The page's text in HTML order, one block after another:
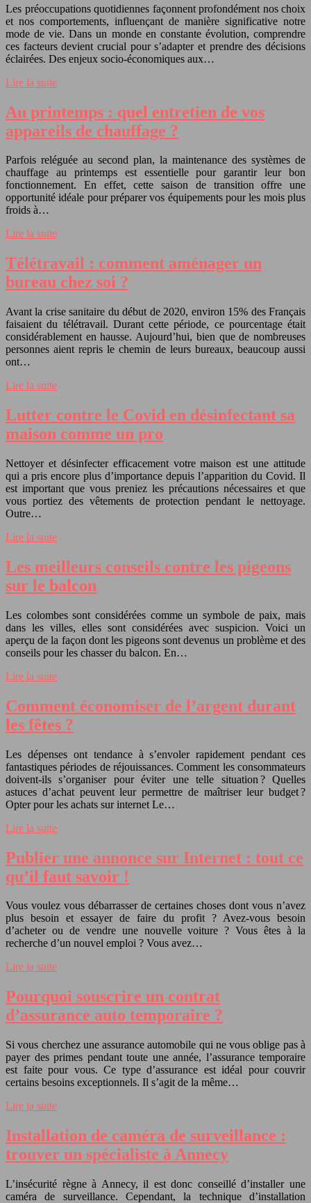
Les préoccupations quotidiennes façonnent profondément nos choix
et nos comportements, influençant de manière significative notre
mode de vie. Dans un monde en constante évolution, comprendre
ces facteurs devient crucial pour s’adapter et prendre des décisions
éclairées. Des enjeux socio-économiques aux…
Lire la suite
Au printemps : quel entretien de vos
appareils de chauffage ?
Parfois reléguée au second plan, la maintenance des systèmes de
chauffage au printemps est essentielle pour garantir leur bon
fonctionnement. En effet, cette saison de transition offre une
opportunité idéale pour préparer vos équipements pour les mois plus
froids à…
Lire la suite
Télétravail : comment aménager un
bureau chez soi ?
Avant la crise sanitaire du début de 2020, environ 15% des Français
faisaient du télétravail. Durant cette période, ce pourcentage était
considérablement en hausse. Aujourd’hui, bien que de nombreuses
personnes aient repris le chemin de leurs bureaux, beaucoup aussi
ont…
Lire la suite
Lutter contre le Covid en désinfectant sa
maison comme un pro
Nettoyer et désinfecter efficacement votre maison est une attitude
qui a pris encore plus d’importance depuis l’apparition du Covid. Il
est important que vous preniez les précautions nécessaires et que
vous portiez des vêtements de protection pendant le nettoyage.
Outre…
Lire la suite
Les meilleurs conseils contre les pigeons
sur le balcon
Les colombes sont considérées comme un symbole de paix, mais
dans les villes, elles sont considérées avec suspicion. Voici un
aperçu de la façon dont les pigeons sont devenus un problème et des
conseils pour les chasser du balcon. En…
Lire la suite
Comment économiser de l’argent durant
les fêtes ?
Les dépenses ont tendance à s’envoler rapidement pendant ces
fantastiques périodes de réjouissances. Comment les consommateurs
doivent-ils s’organiser pour éviter une telle situation ? Quelles
astuces d’achat peuvent leur permettre de maîtriser leur budget ?
Opter pour les achats sur internet Le…
Lire la suite
Publier une annonce sur Internet : tout ce
qu’il faut savoir !
Vous voulez vous débarrasser de certaines choses dont vous n’avez
plus besoin et essayer de faire du profit ? Avez-vous besoin
d’acheter ou de vendre une nouvelle voiture ? Vous êtes à la
recherche d’un nouvel emploi ? Vous avez…
Lire la suite
Pourquoi souscrire un contrat
d’assurance auto temporaire ?
Si vous cherchez une assurance automobile qui ne vous oblige pas à
payer des primes pendant toute une année, l’assurance temporaire
est faite pour vous. Ce type d’assurance est idéal pour couvrir
certains besoins exceptionnels. Il s’agit de la même…
Lire la suite
Installation de caméra de surveillance :
trouver un spécialiste à Annecy
L’insécurité règne à Annecy, il est donc conseillé d’installer une
caméra de surveillance. Cependant, la technique d’installation